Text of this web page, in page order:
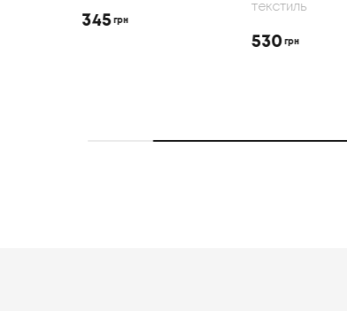
345 грн
текстиль
530 грн